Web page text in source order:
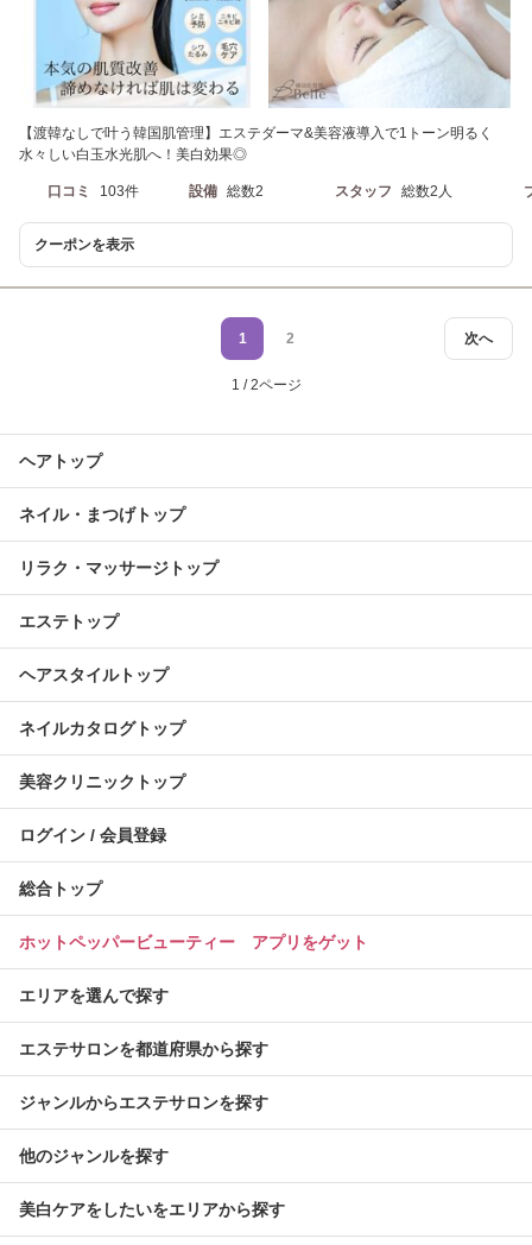
【渡韓なしで叶う韓国肌管理】エステダーマ&美容液導入で1トーン明るく
水々しい白玉水光肌へ！美白効果◎
口コミ 103件 設備 総数2 スタッフ 総数2人
クーポンを表示
次へ
1 2
1 / 2ページ
ヘアトップ
ネイル・まつげトップ
リラク・マッサージトップ
エステトップ
ヘアスタイルトップ
ネイルカタログトップ
美容クリニックトップ
ログイン / 会員登録
総合トップ
ホットペッパービューティー アプリをゲット
エリアを選んで探す
エステサロンを都道府県から探す
ジャンルからエステサロンを探す
他のジャンルを探す
美白ケアをしたいをエリアから探す